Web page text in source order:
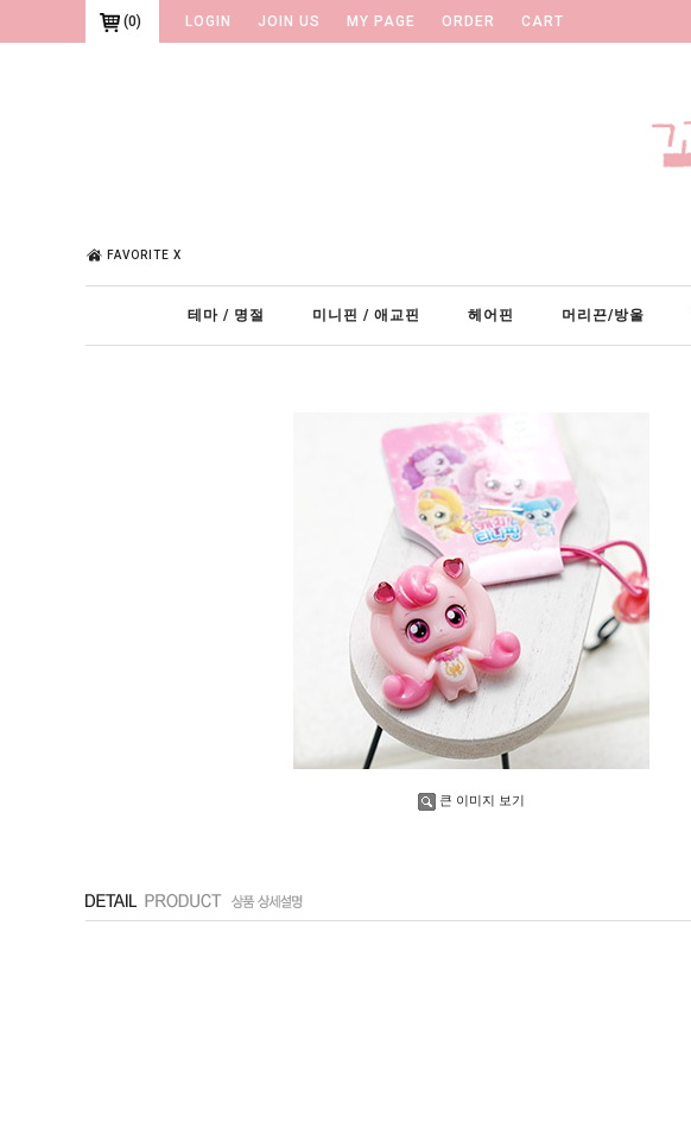
(0) LOGIN JOIN US MY PAGE ORDER CART
FAVORITE X
테마 / 명절 미니핀 / 애교핀 헤어핀 머리끈/방울
큰 이미지 보기